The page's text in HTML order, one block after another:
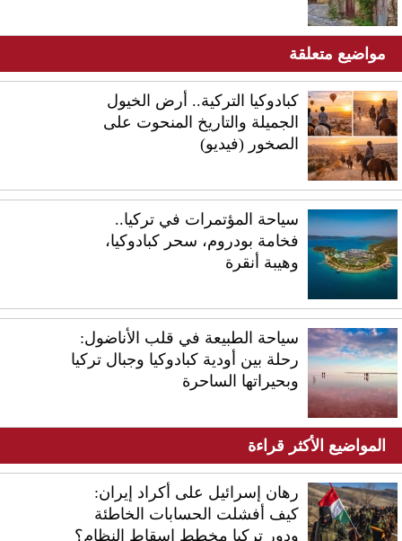
مواضيع متعلقة
كبادوكيا التركية.. أرض الخيول
الجميلة والتاريخ المنحوت على
الصخور (فيديو)
سياحة المؤتمرات في تركيا..
فخامة بودروم، سحر كبادوكيا،
وهيبة أنقرة
سياحة الطبيعة في قلب الأناضول:
رحلة بين أودية كبادوكيا وجبال تركيا
وبحيراتها الساحرة
المواضيع الأكثر قراءة
رهان إسرائيل على أكراد إيران:
كيف أفشلت الحسابات الخاطئة
ودور تركيا مخطط إسقاط النظام؟